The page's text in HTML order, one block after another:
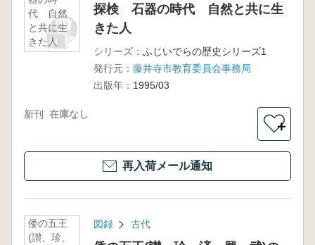
代 自然
と共に生
きた人
探検 石器の時代 自然と共に生
きた人
シリーズ： ふじいでらの歴史シリーズ1
発行元： 藤井寺市教育委員会事務局
出版年： 1995/03
新刊 在庫なし
＋
再入荷メール通知
倭の五王
(讃、珍、
図録 古代